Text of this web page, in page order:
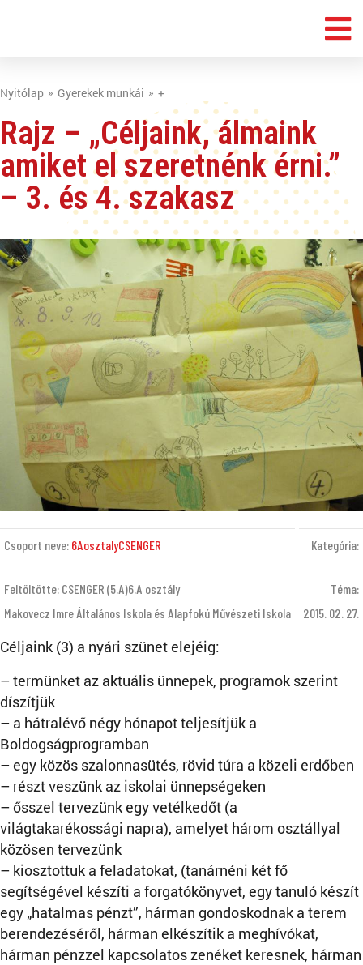
Nyitólap Gyerekek munkái +
Rajz – „Céljaink, álmaink
amiket el szeretnénk érni.”
– 3. és 4. szakasz
Csoport neve: 6AosztalyCSENGER
Feltöltötte: CSENGER (5.A)6.A osztály
Makovecz Imre Általános Iskola és Alapfokú Művészeti Iskola
Kategória:
Téma:
2015. 02. 27.
Céljaink (3) a nyári szünet elejéig:
– termünket az aktuális ünnepek, programok szerint
díszítjük
– a hátralévő négy hónapot teljesítjük a
Boldogságprogramban
– egy közös szalonnasütés, rövid túra a közeli erdőben
– részt veszünk az iskolai ünnepségeken
– ősszel tervezünk egy vetélkedőt (a
világtakarékossági napra), amelyet három osztállyal
közösen tervezünk
– kiosztottuk a feladatokat, (tanárnéni két fő
segítségével készíti a forgatókönyvet, egy tanuló készít
egy „hatalmas pénzt”, hárman gondoskodnak a terem
berendezéséről, hárman elkészítik a meghívókat,
hárman pénzzel kapcsolatos zenéket keresnek, hárman